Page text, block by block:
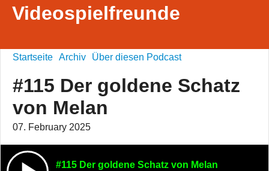
Videospielfreunde
Startseite Archiv Über diesen Podcast
#115 Der goldene Schatz
von Melan
07. February 2025
#115 Der goldene Schatz von Melan